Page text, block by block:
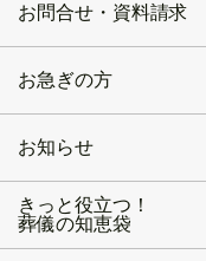
お問合せ・ 資料請求
お急ぎの方
お知らせ
きっと役立つ！
葬儀の知恵袋